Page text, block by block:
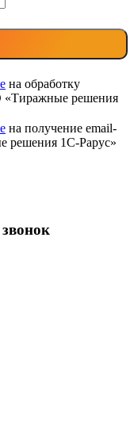
на обработку
«Тиражные решения
на получение email-
решения 1С-Рарус»